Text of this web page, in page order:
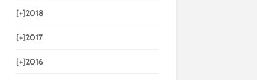
[+]2018
[+]2017
[+]2016